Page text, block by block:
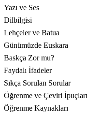
Yazı ve Ses
Dilbilgisi
Lehçeler ve Batua
Günümüzde Euskara
Baskça Zor mu?
Faydalı İfadeler
Sıkça Sorulan Sorular
Öğrenme ve Çeviri İpuçları
Öğrenme Kaynakları